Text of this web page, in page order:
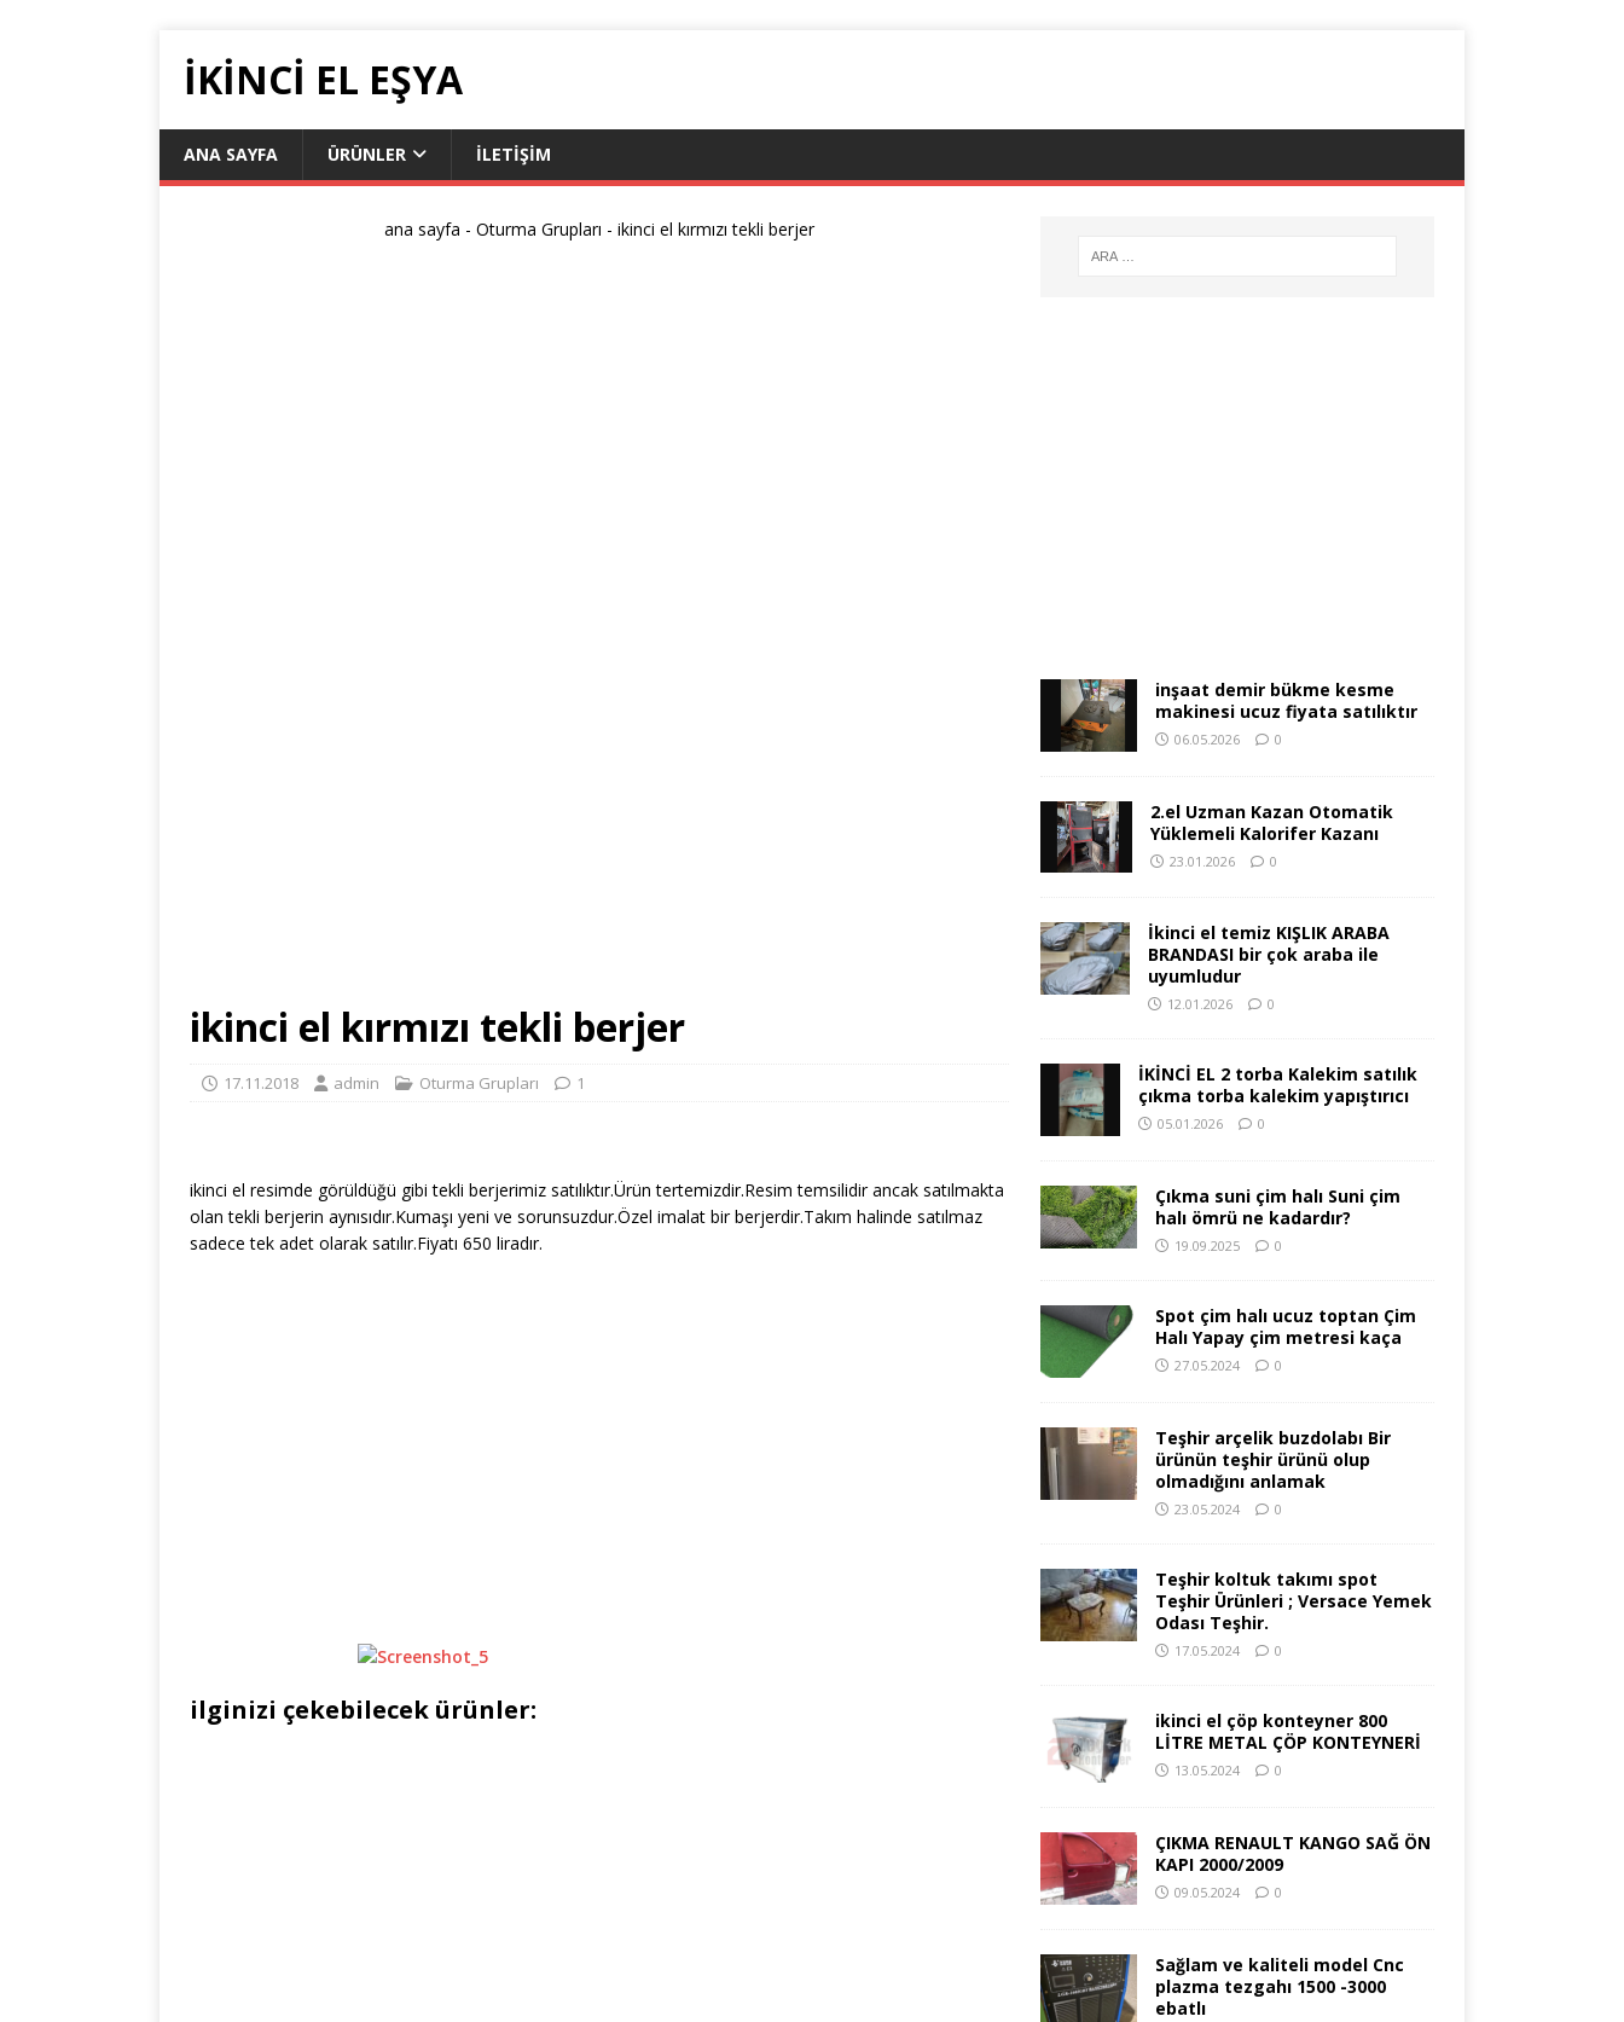
IKINCI EL EŞYA
ANA SAYFA ÜRÜNLER İLETIŞIM
ana sayfa -Oturma Grupları -ikinci el kırmızı tekli berjer
ikinci el kırmızı tekli berjer
17.11.2018 admin Oturma Grupları 1
ikinci el resimde görüldüğü gibi tekli berjerimiz satılıktır.Ürün tertemizdir.Resim temsilidir ancak satılmakta
olan tekli berjerin aynısıdır.Kumaşı yeni ve sorunsuzdur.Özel imalat bir berjerdir.Takım halinde satılmaz
sadece tek adet olarak satılır.Fiyatı 650 liradır.
ilginizi çekebilecek ürünler:
inşaat demir bükme kesme
makinesi ucuz fiyata satılıktır
06.05.2026 0
2.el Uzman Kazan Otomatik
Yüklemeli Kalorifer Kazanı
23.01.2026 0
İkinci el temiz KIŞLIK ARABA
BRANDASI bir çok araba ile
uyumludur
12.01.2026 0
İKİNCİ EL 2 torba Kalekim satılık
çıkma torba kalekim yapıştırıcı
05.01.2026 0
Çıkma suni çim halı Suni çim
halı ömrü ne kadardır?
19.09.2025 0
Spot çim halı ucuz toptan Çim
Halı Yapay çim metresi kaça
27.05.2024 0
Teşhir arçelik buzdolabı Bir
ürünün teşhir ürünü olup
olmadığını anlamak
23.05.2024 0
Teşhir koltuk takımı spot
Teşhir Ürünleri ; Versace Yemek
Odası Teşhir.
17.05.2024 0
ikinci el çöp konteyner 800
LİTRE METAL ÇÖP KONTEYNERİ
13.05.2024 0
ÇIKMA RENAULT KANGO SAĞ ÖN
KAPI 2000/2009
09.05.2024 0
Sağlam ve kaliteli model Cnc
plazma tezgahı 1500 -3000
ebatlı